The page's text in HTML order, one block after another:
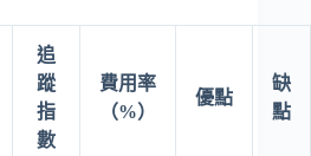
追
蹤
指
數
費用率
（%）
優點
缺
點